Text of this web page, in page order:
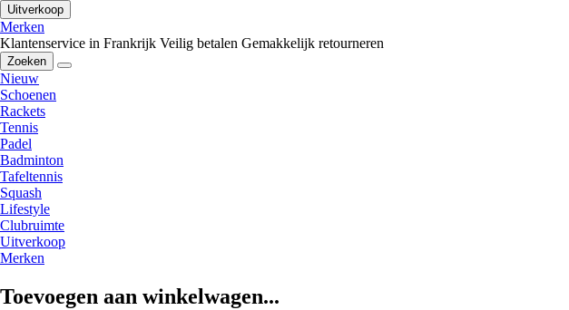
Uitverkoop
Merken
Klantenservice in Frankrijk Veilig betalen Gemakkelijk retourneren
Zoeken
Nieuw
Schoenen
Rackets
Tennis
Padel
Badminton
Tafeltennis
Squash
Lifestyle
Clubruimte
Uitverkoop
Merken
Toevoegen aan winkelwagen...